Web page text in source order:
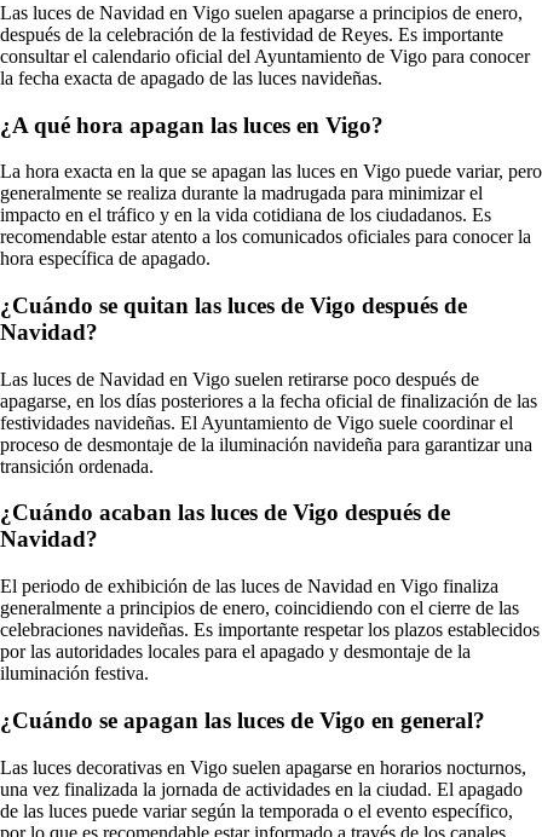
Las luces de Navidad en Vigo suelen apagarse a principios de enero,
después de la celebración de la festividad de Reyes. Es importante
consultar el calendario oficial del Ayuntamiento de Vigo para conocer
la fecha exacta de apagado de las luces navideñas.
¿A qué hora apagan las luces en Vigo?
La hora exacta en la que se apagan las luces en Vigo puede variar, pero
generalmente se realiza durante la madrugada para minimizar el
impacto en el tráfico y en la vida cotidiana de los ciudadanos. Es
recomendable estar atento a los comunicados oficiales para conocer la
hora específica de apagado.
¿Cuándo se quitan las luces de Vigo después de
Navidad?
Las luces de Navidad en Vigo suelen retirarse poco después de
apagarse, en los días posteriores a la fecha oficial de finalización de las
festividades navideñas. El Ayuntamiento de Vigo suele coordinar el
proceso de desmontaje de la iluminación navideña para garantizar una
transición ordenada.
¿Cuándo acaban las luces de Vigo después de
Navidad?
El periodo de exhibición de las luces de Navidad en Vigo finaliza
generalmente a principios de enero, coincidiendo con el cierre de las
celebraciones navideñas. Es importante respetar los plazos establecidos
por las autoridades locales para el apagado y desmontaje de la
iluminación festiva.
¿Cuándo se apagan las luces de Vigo en general?
Las luces decorativas en Vigo suelen apagarse en horarios nocturnos,
una vez finalizada la jornada de actividades en la ciudad. El apagado
de las luces puede variar según la temporada o el evento específico,
por lo que es recomendable estar informado a través de los canales